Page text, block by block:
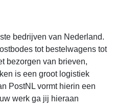
bedrijven van Nederland.
tot bestelwagens tot
bezorgen van brieven,
is een groot logistiek
PostNL vormt hierin een
werk ga jij hieraan